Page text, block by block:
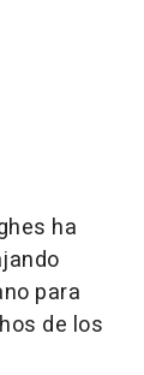
ha
para
de los